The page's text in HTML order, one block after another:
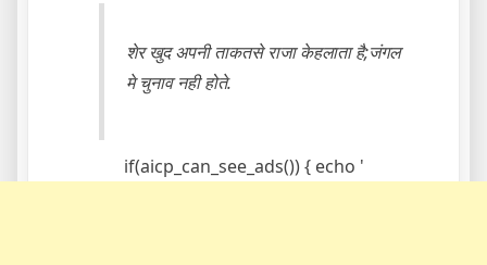
शेर खुद अपनी ताकतसे राजा केहलाता है;जंगल
मे चुनाव नही होते.
if(aicp_can_see_ads()) { echo '